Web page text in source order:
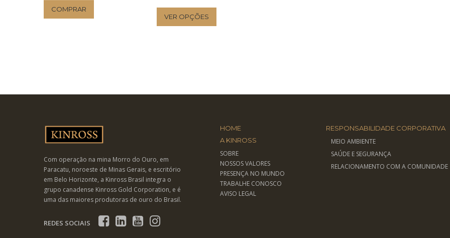
COMPRAR
VER OPÇÕES
na
página
produto
Com operação na mina Morro do Ouro, em
Paracatu, noroeste de Minas Gerais, e escritório
em Belo Horizonte, a Kinross Brasil integra o
grupo canadense Kinross Gold Corporation, e é
uma das maiores produtoras de ouro do Brasil.
REDES SOCIAIS
HOME
A KINROSS
SOBRE
NOSSOS VALORES
PRESENÇA NO MUNDO
TRABALHE CONOSCO
AVISO LEGAL
RESPONSABILIDADE CORPORATIVA
MEIO AMBIENTE
SAÚDE E SEGURANÇA
RELACIONAMENTO COM A COMUNIDADE